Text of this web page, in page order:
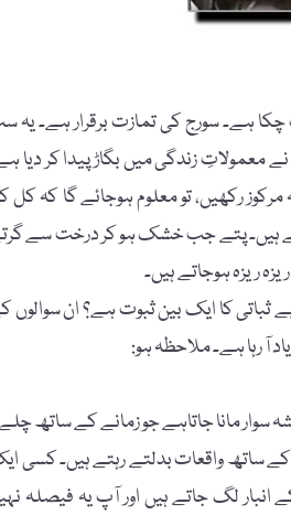
ہے۔ سورج کی تمازت برقرار ہے۔ یہ
زندگی میں بگاڑ پیدا کر دیا
رکھیں، تو معلوم ہوجائے گا کہ کل
ہیں۔ پتے جب خشک ہو کر درخت سے
ریزہ ہوجاتے ہیں۔
ثباتی کا ایک بین ثبوت ہے؟ ان سوالوں
رہا ہے۔ ملاحظہ ہو:
سوار مانا جاتاہے جو زمانے کے ساتھ
ساتھ واقعات بدلتے رہتے ہیں۔ کسی
انبار لگ جاتے ہیں اور آپ یہ فیصلہ